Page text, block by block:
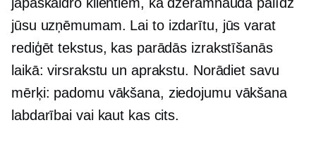
jūsu uzņēmumam. Lai to izdarītu, jūs varat
rediģēt tekstus, kas parādās izrakstīšanās
laikā: virsrakstu un aprakstu. Norādiet savu
mērķi: padomu vākšana, ziedojumu vākšana
labdarībai vai kaut kas cits.